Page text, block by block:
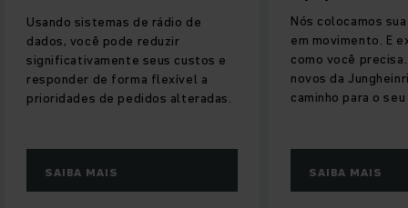
Nós colocamos sua intralogística
em movimento. E exatamente
como você precisa. Equipamentos
novos da Jungheinrich abrem
caminho para o seu sucesso.
SAIBA MAIS
Procurando
para o seu
armazém? Da
sistema de
Oferecemos o
SAIBA MAIS